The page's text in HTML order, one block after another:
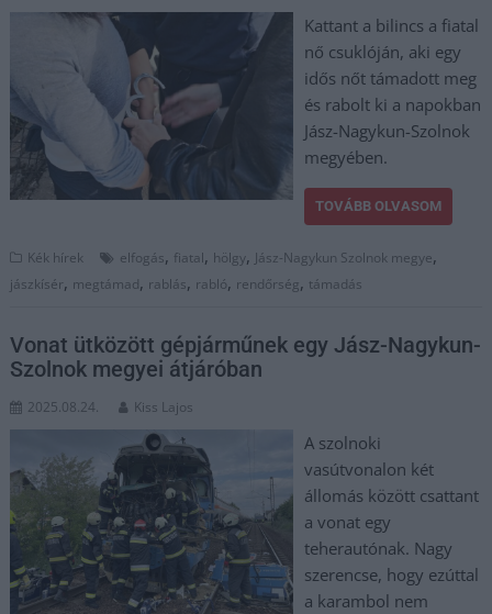
Kattant a bilincs a fiatal
nő csuklóján, aki egy
idős nőt támadott meg
és rabolt ki a napokban
Jász-Nagykun-Szolnok
megyében.
TOVÁBB OLVASOM
Kék hírek elfogás, fiatal, hölgy, Jász-Nagykun Szolnok megye,
jászkísér, megtámad, rablás, rabló, rendőrség, támadás
Vonat ütközött gépjárműnek egy Jász-Nagykun-
Szolnok megyei átjáróban
2025.08.24. Kiss Lajos
A szolnoki
vasútvonalon két
állomás között csattant
a vonat egy
teherautónak. Nagy
szerencse, hogy ezúttal
a karambol nem